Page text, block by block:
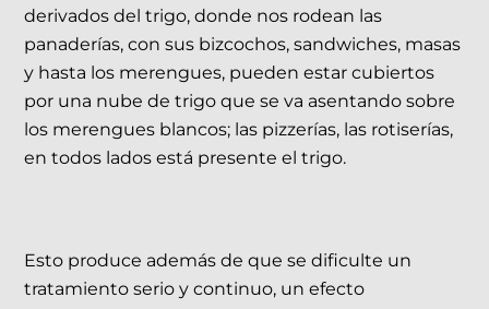
derivados del trigo, donde nos rodean las
panaderías, con sus bizcochos, sandwiches, masas
y hasta los merengues, pueden estar cubiertos
por una nube de trigo que se va asentando sobre
los merengues blancos; las pizzerías, las rotiserías,
en todos lados está presente el trigo.
Esto produce además de que se dificulte un
tratamiento serio y continuo, un efecto